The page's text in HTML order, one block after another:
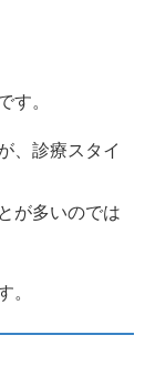
す。
、診療スタイ
が多いのでは
。